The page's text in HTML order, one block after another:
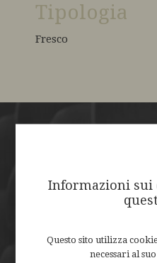
Tipologia
Fresco
VALORE ENERGETICO
GRASSI
Informazioni sui
Questo sito utilizza
necessari al